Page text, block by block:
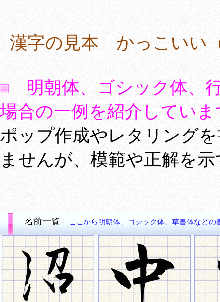
漢字の見本 かっこいい
明朝体、ゴシック体、
場合の一例を紹介していま
ポップ作成やレタリング
ませんが、模範や正解を
名前一覧 ここから明朝体、ゴシック体、草書体など